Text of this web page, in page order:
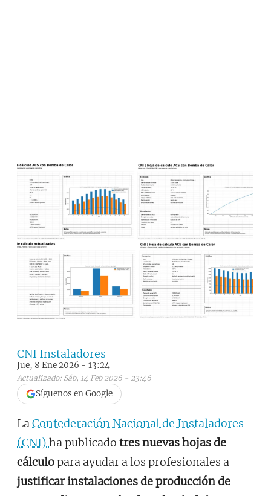
CNI Instaladores
Jue, 8 Ene 2026 - 13:24
Actualizado: Sáb, 14 Feb 2026 - 23:46
Síguenos en Google
LaConfederación Nacional de Instaladores
(CNI) ha publicado tres nuevas hojas de
cálculopara ayudar a los profesionales a
justificar instalaciones de producción de